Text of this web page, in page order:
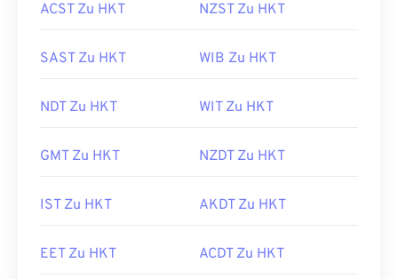
ACST Zu HKT NZST Zu HKT
SAST Zu HKT WIB Zu HKT
NDT Zu HKT WIT Zu HKT
GMT Zu HKT NZDT Zu HKT
IST Zu HKT AKDT Zu HKT
EET Zu HKT ACDT Zu HKT